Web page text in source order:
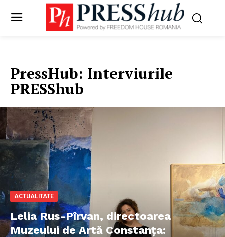
PressHub: Interviurile
PRESShub
ACTUALITATE
Lelia Rus-Pîrvan, directoarea
Muzeului de Artă Constanţa: